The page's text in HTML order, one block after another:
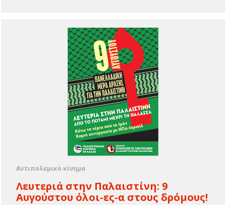
Αντιπολεμικό κίνημα
Λευτεριά στην Παλαιστίνη: 9
Αυγούστου όλοι-ες-α στους δρόμους!